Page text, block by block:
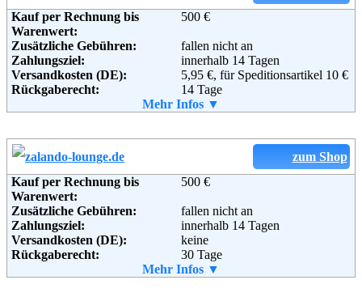
Adresse:
WITT-WEIDEN
Schillerstraße 4-12
92630 Weiden
Telefon:
+49 (0) 1805 - 21 21 00
+49 (0) 1805 - 21 21 01
Weiterführende
Informationen:
AGB
Kauf per Rechnung bis
Warenwert:
500 €
Zusätzliche Gebühren:
fallen nicht an
Zahlungsziel:
innerhalb 14 Tagen
Versandkosten (DE):
5,95 €, für Speditionsartikel 10 €
Rückgaberecht:
14 Tage
Ja
Weitere Zahlungsmethoden:
Adresse:
SportScheck GmbH
80331 München
Telefon:
0180 55050
Fax:
0180 55051
Email:
service@sportscheck.com
Mehr Infos ▼
zum Shop
Kauf per Rechnung bis
Warenwert:
500 €
Zusätzliche Gebühren:
fallen nicht an
Zahlungsziel:
innerhalb 14 Tagen
Versandkosten (DE):
keine
Rückgaberecht:
30 Tage
Ja
Mehr Infos ▼